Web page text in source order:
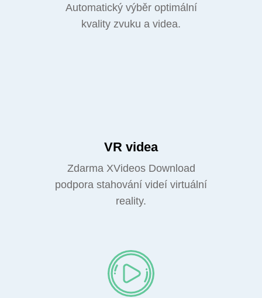
Automatický výběr optimální
kvality zvuku a videa.
VR videa
Zdarma XVideos Download
podpora stahování videí virtuální
reality.